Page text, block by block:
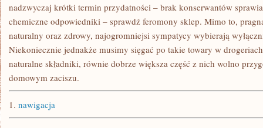
nadzwyczaj krótki termin przydatności – brak konserwantów
chemiczne odpowiedniki – sprawdź feromony sklep. Mimo to,
naturalny oraz zdrowy, najogromniejsi sympatycy wybierają
Niekoniecznie jednakże musimy sięgać po takie towary w
naturalne składniki, równie dobrze większa część z nich wolno
domowym zaciszu.
1. nawigacja